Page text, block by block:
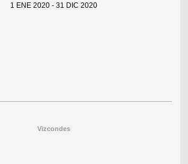
1 ENE 2020 - 31 DIC 2020
Vizcondes